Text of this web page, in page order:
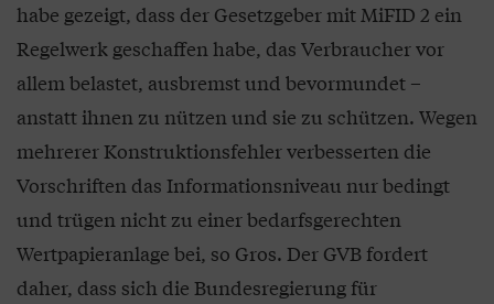
habe gezeigt, dass der Gesetzgeber mit MiFID 2 ein
Regelwerk geschaffen habe, das Verbraucher vor
allem belastet, ausbremst und bevormundet –
anstatt ihnen zu nützen und sie zu schützen. Wegen
mehrerer Konstruktionsfehler verbesserten die
Vorschriften das Informationsniveau nur bedingt
und trügen nicht zu einer bedarfsgerechten
Wertpapieranlage bei, so Gros. Der GVB fordert
daher, dass sich die Bundesregierung für